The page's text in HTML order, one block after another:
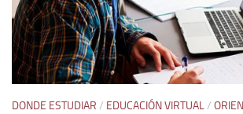
DONDE ESTUDIAR / EDUCACIÓN VIRTUAL/